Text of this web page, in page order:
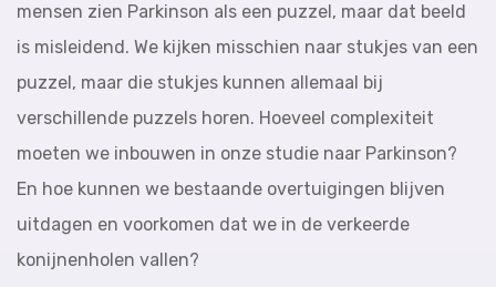
mensen zien Parkinson als een puzzel, maar dat beeld
is misleidend. We kijken misschien naar stukjes van een
puzzel, maar die stukjes kunnen allemaal bij
verschillende puzzels horen. Hoeveel complexiteit
moeten we inbouwen in onze studie naar Parkinson?
En hoe kunnen we bestaande overtuigingen blijven
uitdagen en voorkomen dat we in de verkeerde
konijnenholen vallen?